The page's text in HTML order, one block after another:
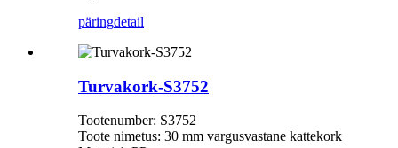
päringdetail
Turvakork-S3752
Tootenumber: S3752
Toote nimetus: 30 mm vargusvastane kattekork